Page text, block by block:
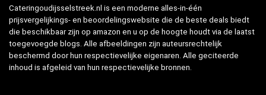
Cateringoudijsselstreek.nl is een moderne alles-in-één
prijsvergelijkings- en beoordelingswebsite die de beste deals biedt
die beschikbaar zijn op amazon en u op de hoogte houdt via de laatst
toegevoegde blogs. Alle afbeeldingen zijn auteursrechtelijk
beschermd door hun respectievelijke eigenaren. Alle geciteerde
inhoud is afgeleid van hun respectievelijke bronnen.